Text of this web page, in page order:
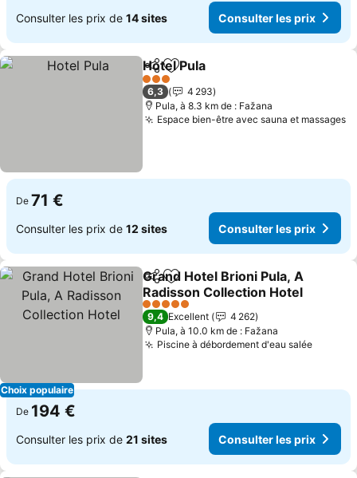
Consulter les prix de 14 sites Consulter les prix
PartagerAjouter à mes favoris
Hotel Pula
3 Étoiles
6,3
4 293
Pula, à 8.3 km de : Fažana
Espace bien-être avec sauna et massages
De 71 €
Consulter les prix de 12 sites Consulter les prix
Choix populaire
PartagerAjouter à mes favoris
Grand Hotel Brioni Pula, A
Radisson Collection Hotel
Consulter les prix
5 Étoiles
9,4 Excellent
4 262
Pula, à 10.0 km de : Fažana
Piscine à débordement d'eau salée
De 194 €
Consulter les prix de 21 sites Consulter les prix